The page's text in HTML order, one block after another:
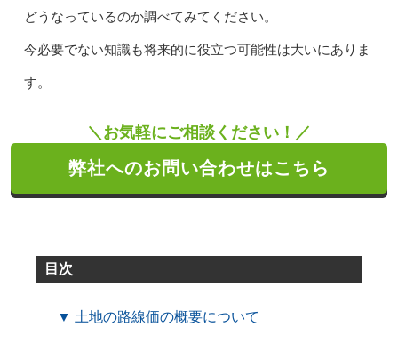
どうなっているのか調べてみてください。
今必要でない知識も将来的に役立つ可能性は大いにありま
す。
＼お気軽にご相談ください！／
弊社へのお問い合わせはこちら
目次
▼ 土地の路線価の概要について